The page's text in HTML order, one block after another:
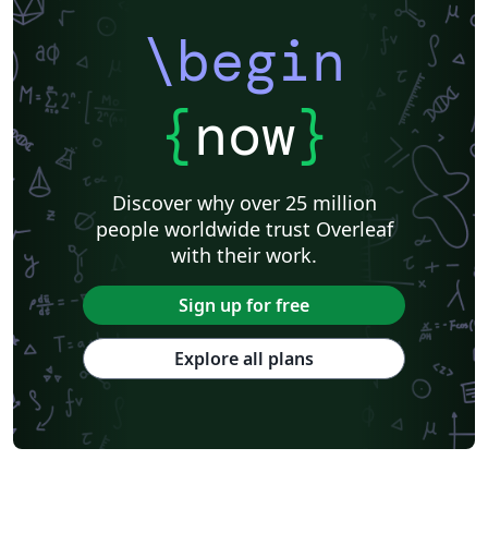
\begin
{now}
Discover why over 25 million
people worldwide trust Overleaf
with their work.
Sign up for free
Explore all plans